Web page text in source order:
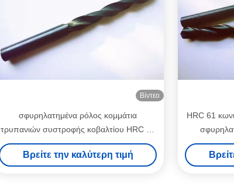
Βίντεο
σφυρηλατημένα ρόλος κομμάτια
τρυπανιών συστροφής κοβαλτίου HRC 61
DIN338 HSS
Βρείτε την καλύτερη τιμή
HRC 61